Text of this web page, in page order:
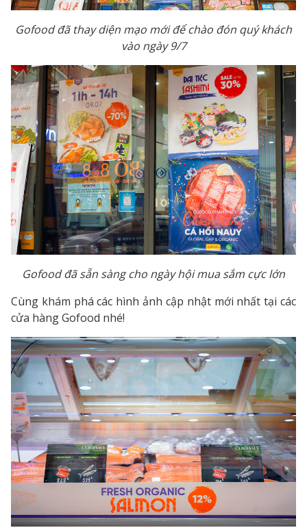
Gofood đã thay diện mạo mới để chào đón quý khách
vào ngày 9/7
Gofood đã sẵn sàng cho ngày hội mua sắm cực lớn
Cùng khám phá các hình ảnh cập nhật mới nhất tại các
cửa hàng Gofood nhé!